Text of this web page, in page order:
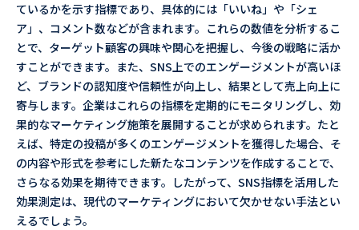
ているかを示す指標であり、具体的には「いいね」や「シェ
ア」、コメント数などが含まれます。これらの数値を分析するこ
とで、ターゲット顧客の興味や関心を把握し、今後の戦略に活か
すことができます。また、SNS上でのエンゲージメントが高いほ
ど、ブランドの認知度や信頼性が向上し、結果として売上向上に
寄与します。企業はこれらの指標を定期的にモニタリングし、効
果的なマーケティング施策を展開することが求められます。たと
えば、特定の投稿が多くのエンゲージメントを獲得した場合、そ
の内容や形式を参考にした新たなコンテンツを作成することで、
さらなる効果を期待できます。したがって、SNS指標を活用した
効果測定は、現代のマーケティングにおいて欠かせない手法とい
えるでしょう。